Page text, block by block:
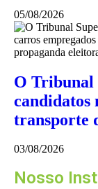
05/08/2026
O Tribunal
candidatos
transporte
03/08/2026
Nosso